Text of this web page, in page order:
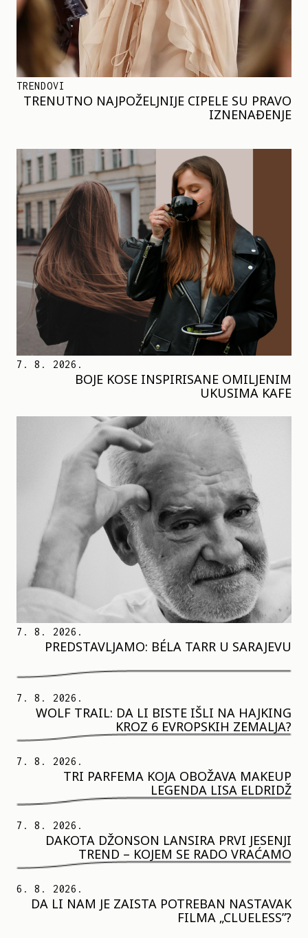
TRENDOVI
TRENUTNO NAJPOŽELJNIJE CIPELE SU PRAVO
IZNENAĐENJE
7. 8. 2026.
BOJE KOSE INSPIRISANE OMILJENIM
UKUSIMA KAFE
7. 8. 2026.
PREDSTAVLJAMO: BÉLA TARR U SARAJEVU
7. 8. 2026.
WOLF TRAIL: DA LI BISTE IŠLI NA HAJKING
KROZ 6 EVROPSKIH ZEMALJA?
7. 8. 2026.
TRI PARFEMA KOJA OBOŽAVA MAKEUP
LEGENDA LISA ELDRIDŽ
7. 8. 2026.
DAKOTA DŽONSON LANSIRA PRVI JESENJI
TREND – KOJEM SE RADO VRAĆAMO
6. 8. 2026.
DA LI NAM JE ZAISTA POTREBAN NASTAVAK
FILMA „CLUELESS”?